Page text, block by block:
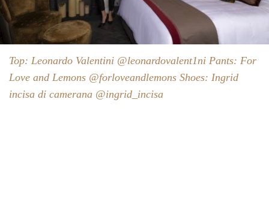
Top: Leonardo Valentini @leonardovalent1ni Pants: For
Love and Lemons @forloveandlemons Shoes: Ingrid
incisa di camerana @ingrid_incisa